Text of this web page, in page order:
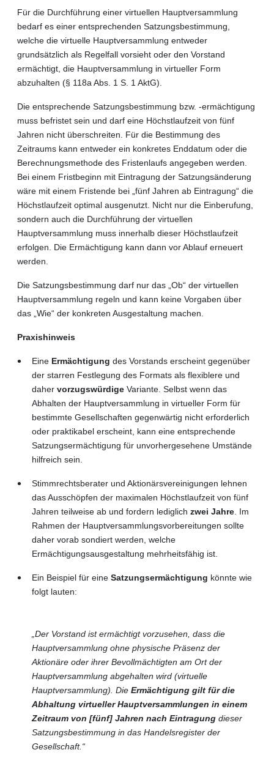
Für die Durchführung einer virtuellen Hauptversammlung
bedarf es einer entsprechenden Satzungsbestimmung,
welche die virtuelle Hauptversammlung entweder
grundsätzlich als Regelfall vorsieht oder den Vorstand
ermächtigt, die Hauptversammlung in virtueller Form
abzuhalten (§ 118a Abs. 1 S. 1 AktG).
Die entsprechende Satzungsbestimmung bzw. -ermächtigung
muss befristet sein und darf eine Höchstlaufzeit von fünf
Jahren nicht überschreiten. Für die Bestimmung des
Zeitraums kann entweder ein konkretes Enddatum oder die
Berechnungsmethode des Fristenlaufs angegeben werden.
Bei einem Fristbeginn mit Eintragung der Satzungsänderung
wäre mit einem Fristende bei „fünf Jahren ab Eintragung“ die
Höchstlaufzeit optimal ausgenutzt. Nicht nur die Einberufung,
sondern auch die Durchführung der virtuellen
Hauptversammlung muss innerhalb dieser Höchstlaufzeit
erfolgen. Die Ermächtigung kann dann vor Ablauf erneuert
werden.
Die Satzungsbestimmung darf nur das „Ob“ der virtuellen
Hauptversammlung regeln und kann keine Vorgaben über
das „Wie“ der konkreten Ausgestaltung machen.
Praxishinweis
Eine Ermächtigung des Vorstands erscheint gegenüber
der starren Festlegung des Formats als flexiblere und
daher vorzugswürdige Variante. Selbst wenn das
Abhalten der Hauptversammlung in virtueller Form für
bestimmte Gesellschaften gegenwärtig nicht erforderlich
oder praktikabel erscheint, kann eine entsprechende
Satzungsermächtigung für unvorhergesehene Umstände
hilfreich sein.
Stimmrechtsberater und Aktionärsvereinigungen lehnen
das Ausschöpfen der maximalen Höchstlaufzeit von fünf
Jahren teilweise ab und fordern lediglich zwei Jahre . Im
Rahmen der Hauptversammlungsvorbereitungen sollte
daher vorab sondiert werden, welche
Ermächtigungsausgestaltung mehrheitsfähig ist.
Ein Beispiel für eine Satzungsermächtigung könnte wie
folgt lauten:
„Der Vorstand ist ermächtigt vorzusehen, dass die
Hauptversammlung ohne physische Präsenz der
Aktionäre oder ihrer Bevollmächtigten am Ort der
Hauptversammlung abgehalten wird (virtuelle
Hauptversammlung). Die Ermächtigung gilt für die
Abhaltung virtueller Hauptversammlungen in einem
Zeitraum von [fünf] Jahren nach Eintragung dieser
Satzungsbestimmung in das Handelsregister der
Gesellschaft.“